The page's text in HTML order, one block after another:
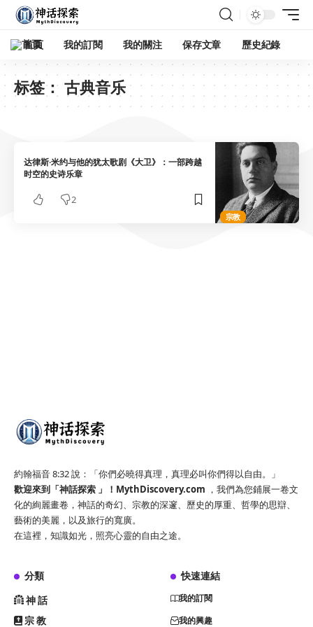
首頁 我的訂閱 我的關注 保存文章 歷史紀錄
标签： 古典音乐
宗教
达律斯·米约与他的犹太歌剧《大卫》：一部跨越
时空的史诗乐章
2
約翰福音 8:32 說：「你們必曉得真理，真理必叫你們得以自由。」
歡迎來到「神話探索 」！ MythDiscovery.com ，我們為您鋪展一卷文
化的絢麗畫卷，神話的奇幻、宗教的深邃、歷史的厚重、哲學的思辯、
藝術的美麗，以及旅行的寬廣。
在這裡，知識如光，照亮心靈的自由之途。
分類
神話
宗教
快速連結
我的訂閱
我的興趣